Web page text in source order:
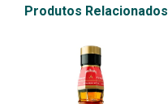
Produtos Relacionados